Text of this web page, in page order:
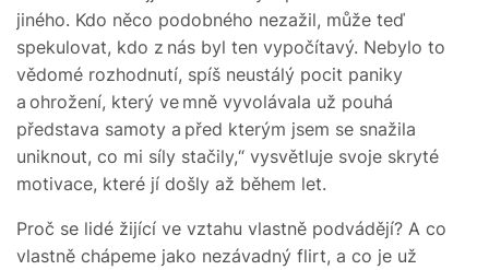
jiného. Kdo něco podobného nezažil, může teď
spekulovat, kdo z nás byl ten vypočítavý. Nebylo to
vědomé rozhodnutí, spíš neustálý pocit paniky
a ohrožení, který ve mně vyvolávala už pouhá
představa samoty a před kterým jsem se snažila
uniknout, co mi síly stačily,“ vysvětluje svoje skryté
motivace, které jí došly až během let.
Proč se lidé žijící ve vztahu vlastně podvádějí? A co
vlastně chápeme jako nezávadný flirt, a co je už